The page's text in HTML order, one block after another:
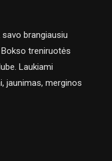
brangiausiu
treniruotės
Laukiami
jaunimas, merginos